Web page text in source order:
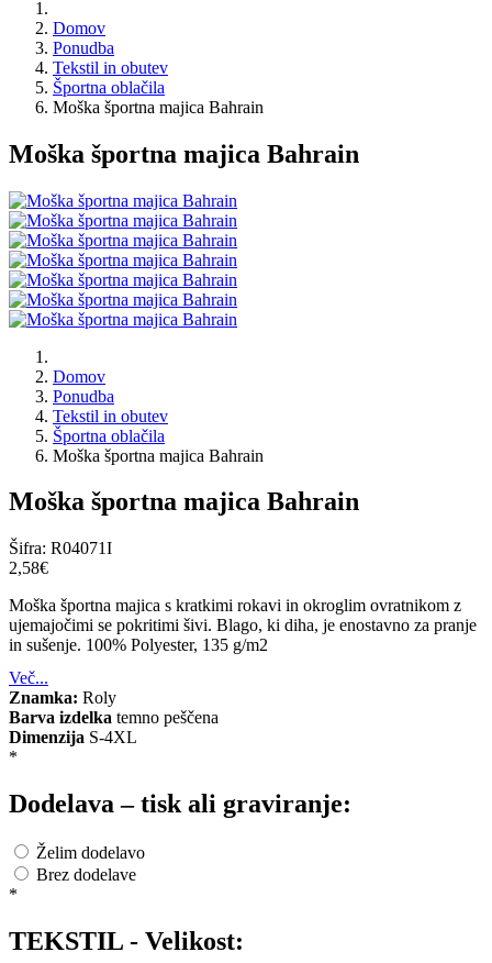
Domov
Ponudba
Tekstil in obutev
Športna oblačila
Moška športna majica Bahrain
Moška športna majica Bahrain
Domov
Ponudba
Tekstil in obutev
Športna oblačila
Moška športna majica Bahrain
Moška športna majica Bahrain
Šifra: R04071I
2,58‎€
Moška športna majica s kratkimi rokavi in okroglim ovratnikom z
ujemajočimi se pokritimi šivi. Blago, ki diha, je enostavno za pranje
in sušenje. 100% Polyester, 135 g/m2
Več...
Znamka: Roly
Barva izdelka temno peščena
Dimenzija S-4XL
*
Dodelava – tisk ali graviranje:
Želim dodelavo
Brez dodelave
*
TEKSTIL - Velikost: